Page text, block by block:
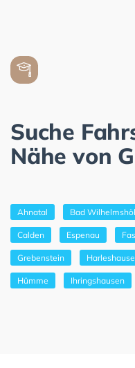
Suche
Nähe von
Ahnatal Bad
Calden Espenau
Grebenstein
Hümme Ihringshausen